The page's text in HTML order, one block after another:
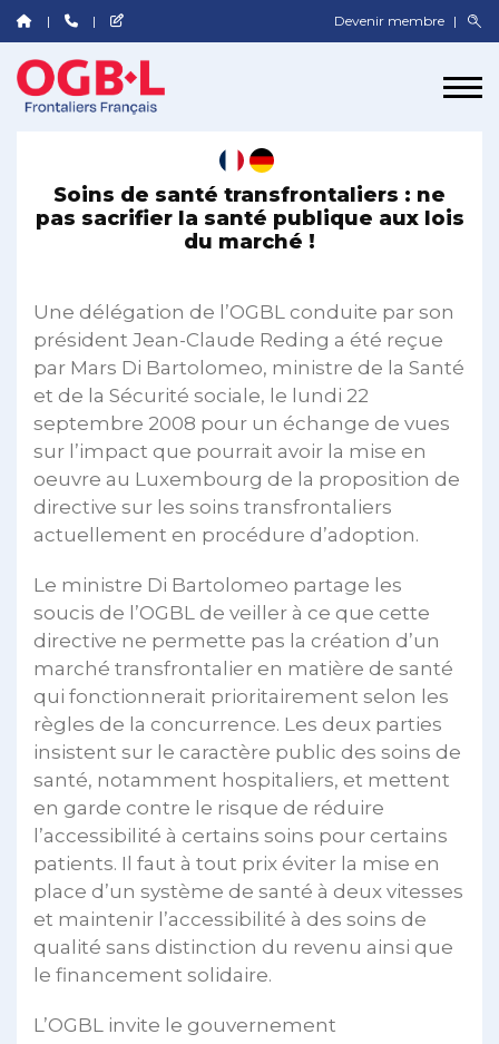
Devenir membre
Soins de santé transfrontaliers : ne
pas sacrifier la santé publique aux lois
du marché !
Une délégation de l’OGBL conduite par son
président Jean-Claude Reding a été reçue
par Mars Di Bartolomeo, ministre de la Santé
et de la Sécurité sociale, le lundi 22
septembre 2008 pour un échange de vues
sur l’impact que pourrait avoir la mise en
oeuvre au Luxembourg de la proposition de
directive sur les soins transfrontaliers
actuellement en procédure d’adoption.
Le ministre Di Bartolomeo partage les
soucis de l’OGBL de veiller à ce que cette
directive ne permette pas la création d’un
marché transfrontalier en matière de santé
qui fonctionnerait prioritairement selon les
règles de la concurrence. Les deux parties
insistent sur le caractère public des soins de
santé, notamment hospitaliers, et mettent
en garde contre le risque de réduire
l’accessibilité à certains soins pour certains
patients. Il faut à tout prix éviter la mise en
place d’un système de santé à deux vitesses
et maintenir l’accessibilité à des soins de
qualité sans distinction du revenu ainsi que
le financement solidaire.
L’OGBL invite le gouvernement